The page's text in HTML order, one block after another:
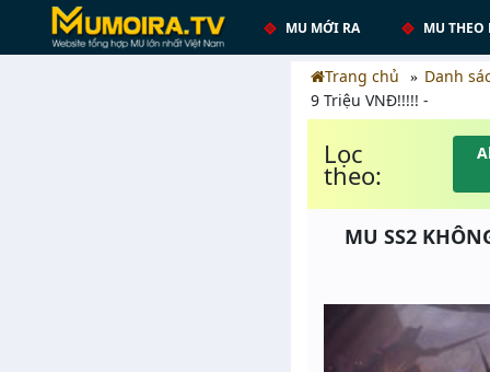
MU MỚI RA MU THEO
Trang chủ Danh
9 Triệu VNĐ!!!!! -
Lọc
theo:
MU SS2